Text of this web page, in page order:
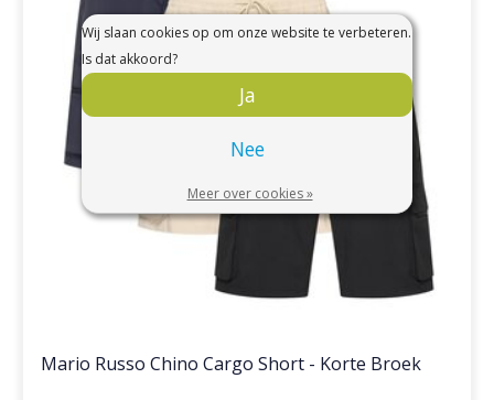
Mario Russo Chino Cargo Short - Korte Broek
Wij slaan cookies op om onze website te verbeteren.
Is dat akkoord?
Ja
Nee
Meer over cookies »